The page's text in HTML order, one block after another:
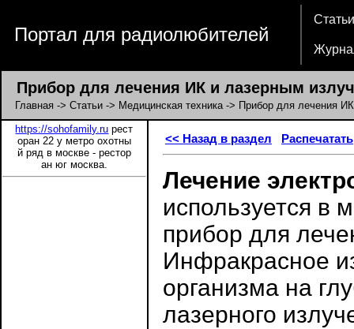
Портал для радиолюбителей
Статьи
Прибор для лечения ИК и лазерным
Главная -> Статьи -> Медицинская техника-> Прибор для лечения
https://sohofamily.ru рест
оран 22 у метро охотны
й ряд в москве - рестор
ан юг москва.
<< Назад в раздел Распечатать
Лечение
используется в
прибор для
Инфракрасное
организма на
лазерного